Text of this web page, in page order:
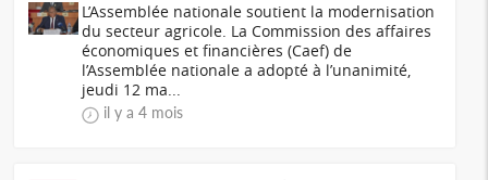
L’Assemblée nationale soutient la modernisation
du secteur agricole. La Commission des affaires
économiques et financières (Caef) de
l’Assemblée nationale a adopté à l’unanimité,
jeudi 12 ma...
il y a 4 mois